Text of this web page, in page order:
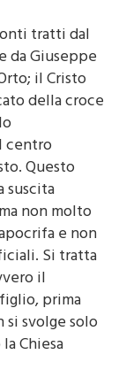
tratti dal
da Giuseppe
il Cristo
della croce
centro
Questo
suscita
non molto
e non
Si tratta
il
prima
si svolge solo
Chiesa